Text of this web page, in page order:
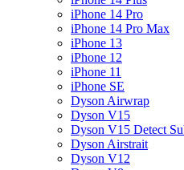
iPhone 14 Pro
iPhone 14 Pro Max
iPhone 13
iPhone 12
iPhone 11
iPhone SE
Dyson Airwrap
Dyson V15
Dyson V15 Detect
Dyson Airstrait
Dyson V12